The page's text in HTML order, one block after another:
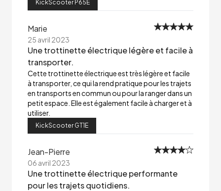
KickScooter P65E
Marie
25 avril 2023
Une trottinette électrique légère et facile à
transporter.
Cette trottinette électrique est très légère et facile
à transporter, ce qui la rend pratique pour les trajets
en transports en commun ou pour la ranger dans un
petit espace. Elle est également facile à charger et à
utiliser.
KickScooter GT1E
Jean-Pierre
06 avril 2023
Une trottinette électrique performante
pour les trajets quotidiens.